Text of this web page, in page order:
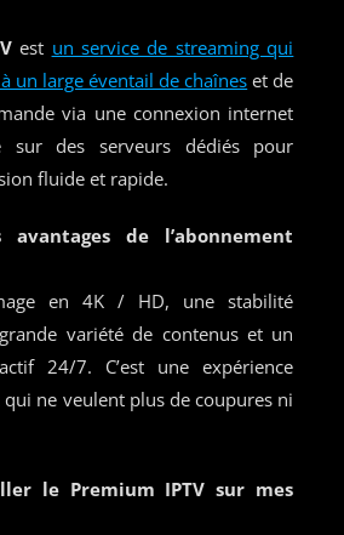
est un service de streaming qui
un large éventail de chaînes et de
via une connexion internet
sur des serveurs dédiés pour
fluide et rapide.
de l’abonnement
en 4K / HD, une stabilité
variété de contenus et un
24/7. C’est une expérience
qui ne veulent plus de coupures ni
le Premium IPTV sur mes